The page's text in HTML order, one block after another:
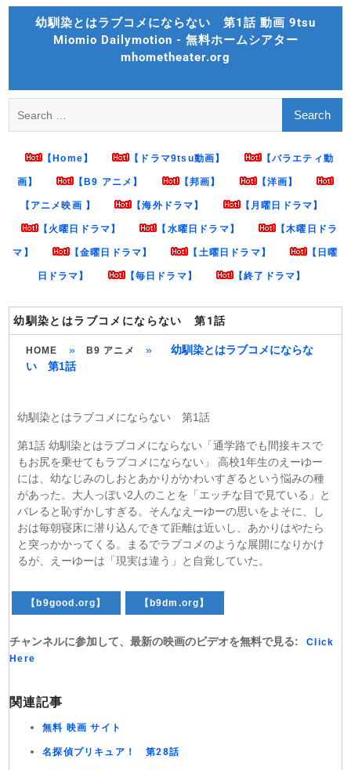
Skip
幼馴染とはラブコメにならない 第1話 動画 9tsu
Miomio Dailymotion - 無料ホームシアター
mhometheater.org
for:
【Home】 【ドラマ9tsu動画】 【バラエティ動
画】 【B9 アニメ】 【邦画】 【洋画】
【アニメ映画 】 【海外ドラマ】 【月曜日ドラマ】
【火曜日ドラマ】 【水曜日ドラマ】 【木曜日ドラ
マ】 【金曜日ドラマ】 【土曜日ドラマ】 【日曜
日ドラマ】 【毎日ドラマ】 【終了ドラマ】
幼馴染とはラブコメにならない 第1話
HOME » B9 アニメ »
幼馴染とはラブコメにならな
い 第1話
幼馴染とはラブコメにならない 第1話
第1話 幼馴染とはラブコメにならない「通学路でも間接キスで
もお尻を乗せてもラブコメにならない」 高校1年生のえーゆー
には、幼なじみのしおとあかりがかわいすぎるという悩みの種
があった。大人っぽい2人のことを「エッチな目で見ている」と
バレると恥ずかしすぎる。そんなえーゆーの思いをよそに、し
おは毎朝寝床に潜り込んできて距離は近いし、あかりはやたら
と突っかかってくる。まるでラブコメのような展開になりかけ
るが、えーゆーは「現実は違う」と自覚していた。
【b9good.org】 【b9dm.org】
チャンネルに参加して、最新の映画のビデオを無料で見る:
Click
Here
関連記事
無料 映画 サイト
名探偵プリキュア！ 第28話